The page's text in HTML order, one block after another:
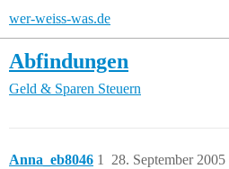
wer-weiss-was.de
Abfindungen
Geld & Sparen Steuern
Anna_eb8046 28. September
1